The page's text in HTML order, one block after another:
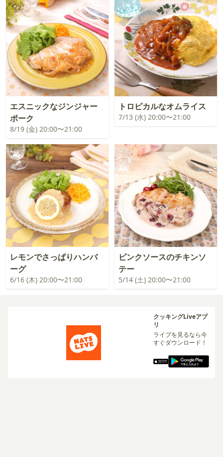
エスニックなジンジャー
ポーク
8/19 (金) 20:00〜21:00
トロピカルなオムライス
7/13 (水) 20:00〜21:00
レモンでさっぱりハンバ
ーグ
6/16 (木) 20:00〜21:00
ピンクソースのチキンソ
テー
5/14 (土) 20:00〜21:00
クッキングLiveアプ
リ
ライブを見るなら今
すぐダウンロード！